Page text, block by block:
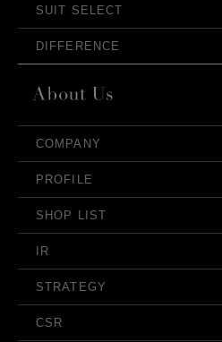
SUIT SELECT
DIFFERENCE
COMPANY
PROFILE
SHOP LIST
IR
STRATEGY
CSR